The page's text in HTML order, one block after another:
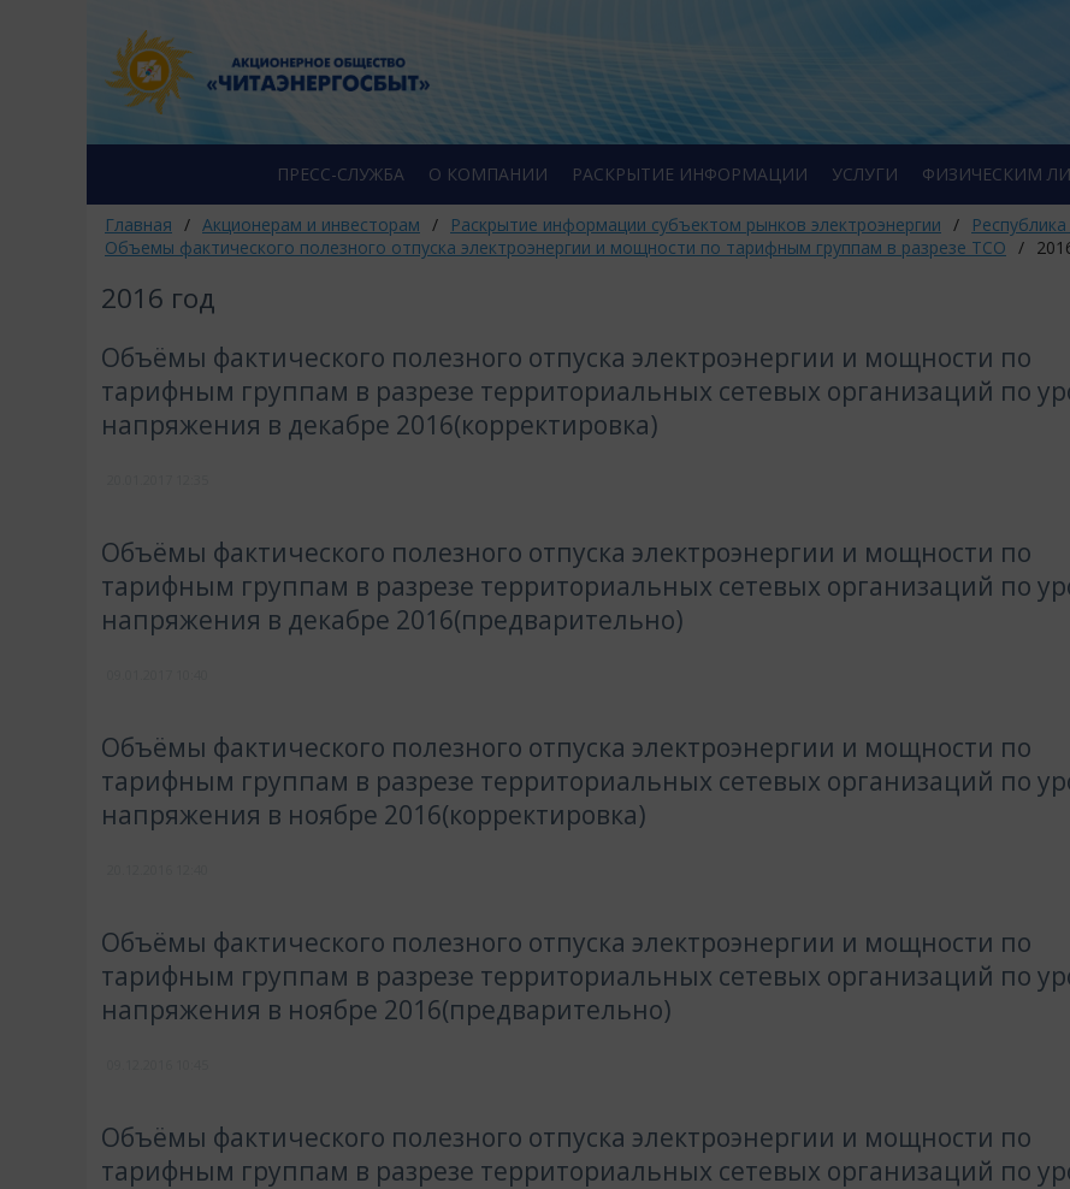
ПРЕСС-СЛУЖБА О КОМПАНИИ РАСКРЫТИЕ ИНФОРМАЦИИ УСЛУГИ ФИЗИЧЕСКИМ
Главная / Акционерам и инвесторам / Раскрытие информации субъектом рынков электроэнергии /
Объемы фактического полезного отпуска электроэнергии и мощности по тарифным группам в разрезе ТСО /
2016 год
Объёмы фактического полезного отпуска электроэнергии и мощности по
тарифным группам в разрезе территориальных сетевых организаций по
напряжения в декабре 2016(корректировка)
Объёмы фактического полезного отпуска электроэнергии и мощности по
тарифным группам в разрезе территориальных сетевых организаций по
напряжения в декабре 2016(предварительно)
Объёмы фактического полезного отпуска электроэнергии и мощности по
тарифным группам в разрезе территориальных сетевых организаций по
напряжения в ноябре 2016(корректировка)
Объёмы фактического полезного отпуска электроэнергии и мощности по
тарифным группам в разрезе территориальных сетевых организаций по
напряжения в ноябре 2016(предварительно)
Объёмы фактического полезного отпуска электроэнергии и мощности по
тарифным группам в разрезе территориальных сетевых организаций по